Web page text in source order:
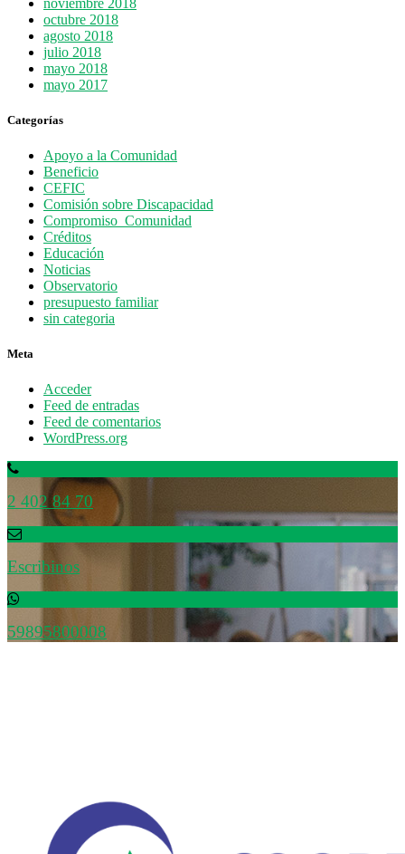
octubre 2018
agosto 2018
julio 2018
mayo 2018
mayo 2017
Categorías
Apoyo a la Comunidad
Beneficio
CEFIC
Comisión sobre Discapacidad
Compromiso_Comunidad
Créditos
Educación
Noticias
Observatorio
presupuesto familiar
sin categoria
Meta
Acceder
Feed de entradas
Feed de comentarios
WordPress.org
2 402 84 70
Escribinos
59895800008